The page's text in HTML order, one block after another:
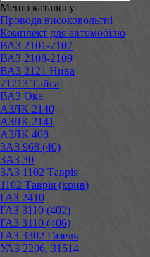
Меню каталогу
Провода високовольтні
Комплект для автомобілю
ВАЗ 2101-2107
ВАЗ 2108-2109
ВАЗ 2121 Нива
21213 Тайга
ВАЗ Ока
АЗЛК 2140
АЗЛК 2141
АЗЛК 408
ЗАЗ 968 (40)
ЗАЗ 30
ЗАЗ 1102 Таврія
1102 Таврія (крив)
ГАЗ 2410
ГАЗ 3110 (402)
ГАЗ 3110 (406)
ГАЗ 3302 Газель
УАЗ 2206, 31514